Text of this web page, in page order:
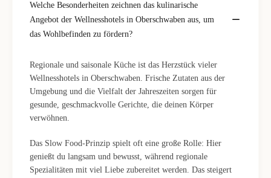
Welche Besonderheiten zeichnen das kulinarische
Angebot der Wellnesshotels in Oberschwaben aus, um
das Wohlbefinden zu fördern?
Regionale und saisonale Küche ist das Herzstück vieler
Wellnesshotels in Oberschwaben. Frische Zutaten aus der
Umgebung und die Vielfalt der Jahreszeiten sorgen für
gesunde, geschmackvolle Gerichte, die deinen Körper
verwöhnen.
Das Slow Food-Prinzip spielt oft eine große Rolle: Hier
genießt du langsam und bewusst, während regionale
Spezialitäten mit viel Liebe zubereitet werden. Das steigert